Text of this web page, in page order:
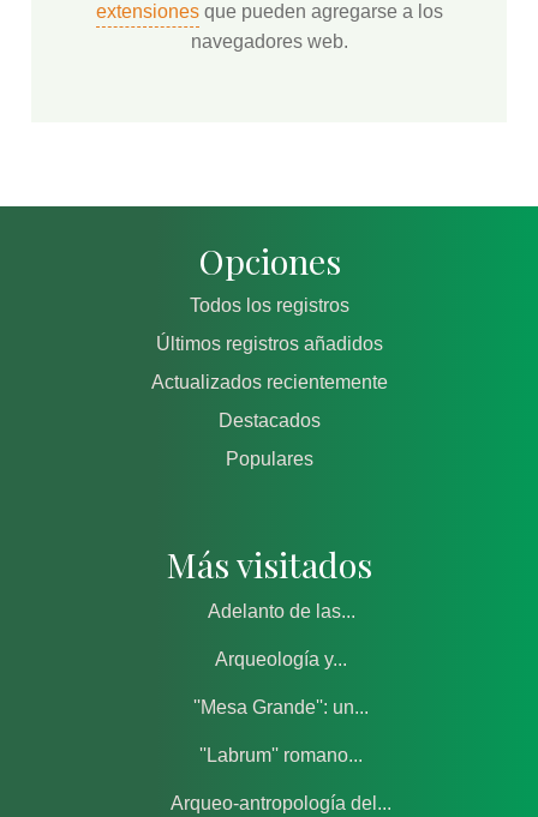
extensionesque pueden agregarse a los
navegadores web.
Opciones
Todos los registros
Últimos registros añadidos
Actualizados recientemente
Destacados
Populares
Más visitados
Adelanto de las...
Arqueología y...
''Mesa Grande'': un...
''Labrum'' romano...
Arqueo-antropología del...